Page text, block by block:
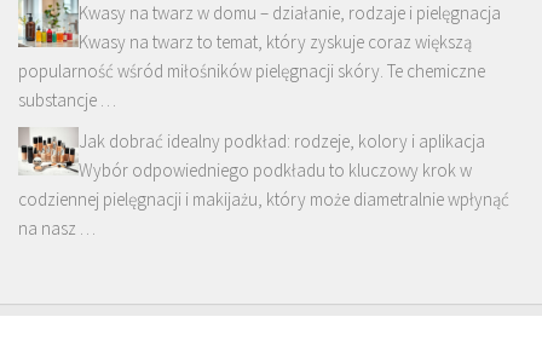
Kwasy na twarz w domu – działanie, rodzaje i pielęgnacja
Kwasy na twarz to temat, który zyskuje coraz większą
popularność wśród miłośników pielęgnacji skóry. Te chemiczne
substancje …
Jak dobrać idealny podkład: rodzeje, kolory i aplikacja
Wybór odpowiedniego podkładu to kluczowy krok w
codziennej pielęgnacji i makijażu, który może diametralnie wpłynąć
na nasz …